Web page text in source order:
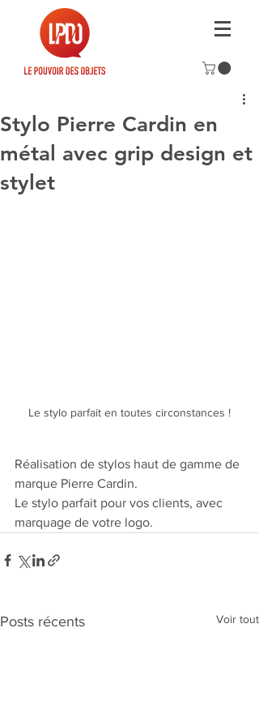
Stylo Pierre Cardin en
métal avec grip design et
stylet
Le stylo parfait en toutes circonstances !
Réalisation de stylos haut de gamme de
marque Pierre Cardin.
Le stylo parfait pour vos clients, avec
marquage de votre logo.
Posts récents Voir tout